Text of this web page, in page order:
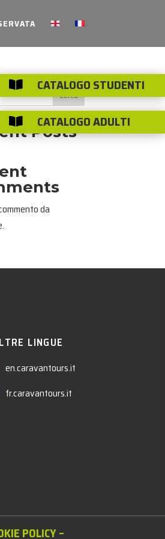
Cerca
Posts
da
LINGUE
en.caravantours.it
fr.caravantours.it
POLICY–
 CATALOGO STUDENTI
 CATALOGO ADULTI